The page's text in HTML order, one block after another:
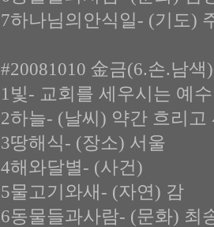
7하나님의안식일- (기도)
#20081010 金금(6.손.남색
1빛- 교회를 세우시는 예
2하늘- (날씨) 약간 흐리고
3땅해식- (장소) 서울
4해와달별- (사건)
5물고기와새- (자연) 감
6동물들과사람- (문화) 최